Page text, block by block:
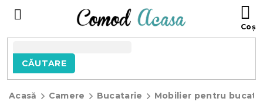
CĂUTARE
Acasă Camere Bucatarie Mobilier pentru